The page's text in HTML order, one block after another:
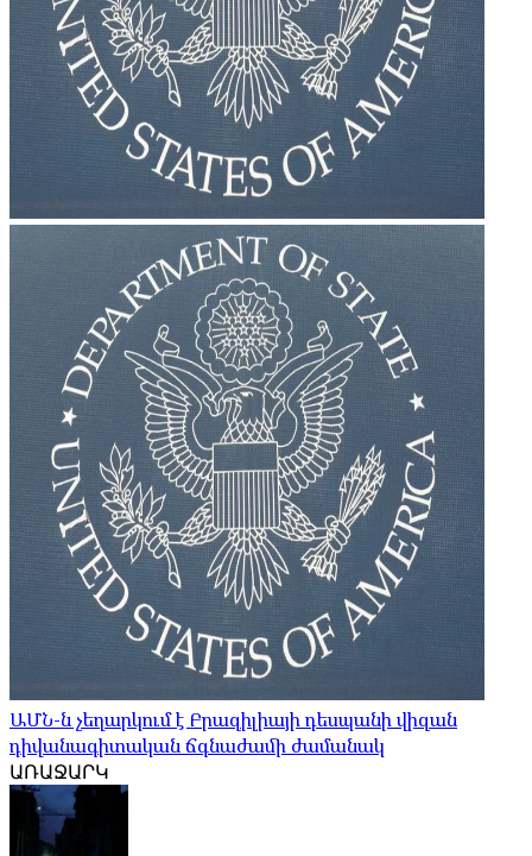
ԱՄՆ-ն չեղարկում է Բրազիլիայի դեսպանի վիզան
դիվանագիտական ​​ճգնաժամի ժամանակ
ԱՌԱՋԱՐԿ